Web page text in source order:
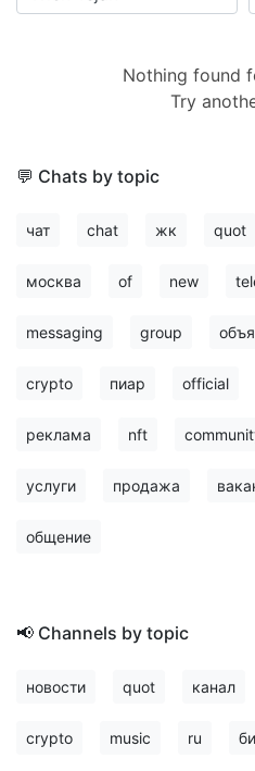
Nothing found
Try
💬 Chats by topic
чат chat жк quot
москва of new
messaging group
crypto пиар official
реклама nft
услуги продажа
общение
📢 Channels by topic
новости quot канал
crypto music ru